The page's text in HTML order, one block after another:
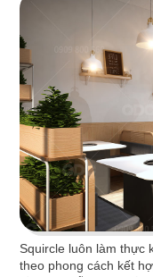
Dự án được
ngày, mang
Squircle luôn làm thực
theo phong cách kết